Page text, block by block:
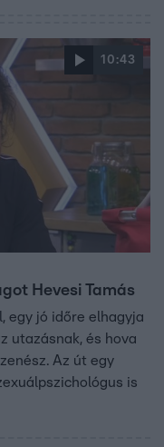
10:43
Hevesi Tamás
egy jó időre elhagyja
utazásnak, és hova
Az út egy
is